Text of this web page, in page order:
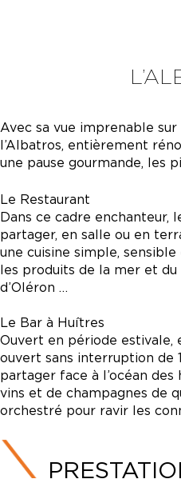
Avec sa vue imprenable sur
l’Albatros, entièrement
une pause gourmande, les
Le Restaurant
Dans ce cadre enchanteur,
partager, en salle ou en
une cuisine simple,
les produits de la mer et du
d’Oléron …
Le Bar à Huîtres
Ouvert en période estivale,
ouvert sans interruption de
partager face à l’océan
vins et de champagnes de
orchestré pour ravir les